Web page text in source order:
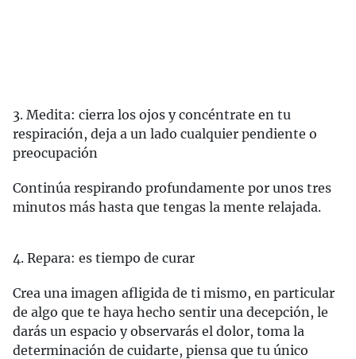
3. Medita: cierra los ojos y concéntrate en tu
respiración, deja a un lado cualquier pendiente o
preocupación
Continúa respirando profundamente por unos tres
minutos más hasta que tengas la mente relajada.
4. Repara: es tiempo de curar
Crea una imagen afligida de ti mismo, en particular
de algo que te haya hecho sentir una decepción, le
darás un espacio y observarás el dolor, toma la
determinación de cuidarte, piensa que tu único